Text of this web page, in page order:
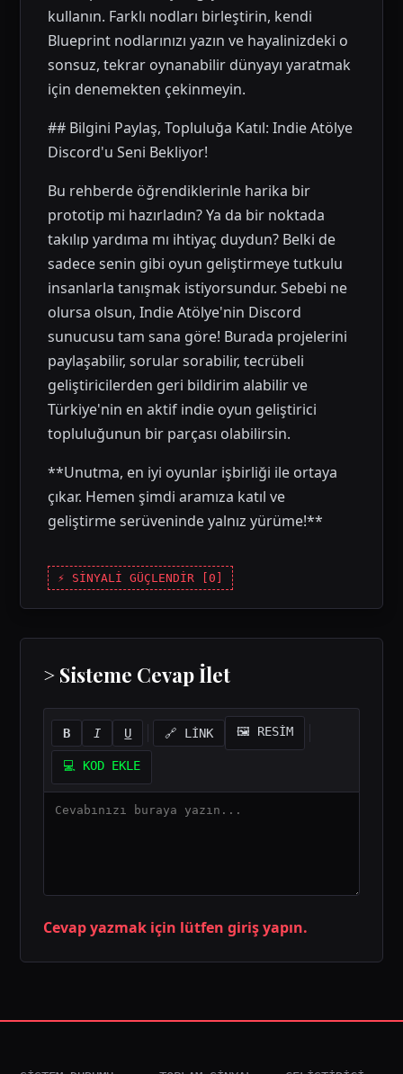
kullanın. Farklı nodları birleştirin, kendi
Blueprint nodlarınızı yazın ve hayalinizdeki o
sonsuz, tekrar oynanabilir dünyayı yaratmak
için denemekten çekinmeyin.
## Bilgini Paylaş, Topluluğa Katıl: Indie Atölye
Discord'u Seni Bekliyor!
Bu rehberde öğrendiklerinle harika bir
prototip mi hazırladın? Ya da bir noktada
takılıp yardıma mı ihtiyaç duydun? Belki de
sadece senin gibi oyun geliştirmeye tutkulu
insanlarla tanışmak istiyorsundur. Sebebi ne
olursa olsun, Indie Atölye'nin Discord
sunucusu tam sana göre! Burada projelerini
paylaşabilir, sorular sorabilir, tecrübeli
geliştiricilerden geri bildirim alabilir ve
Türkiye'nin en aktif indie oyun geliştirici
topluluğunun bir parçası olabilirsin.
**Unutma, en iyi oyunlar işbirliği ile ortaya
çıkar. Hemen şimdi aramıza katıl ve
geliştirme serüveninde yalnız yürüme!**
⚡ SİNYALİ GÜÇLENDİR [0
> Sisteme Cevap İlet
B I U 🔗 LİNK 🖼️ RESİM
💻 KOD EKLE
Cevap yazmak için lütfen giriş yapın.